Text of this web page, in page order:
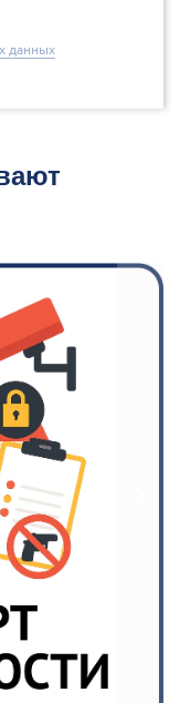
данных